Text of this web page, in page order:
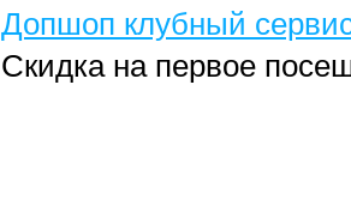
Допшоп клубный
Скидка на первое